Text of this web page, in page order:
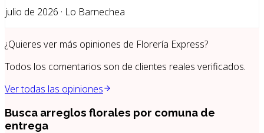
julio de 2026 · Lo Barnechea
¿Quieres ver más opiniones de Florería Express?
Todos los comentarios son de clientes reales verificados.
Ver todas las opiniones
Busca arreglos florales por comuna de
entrega